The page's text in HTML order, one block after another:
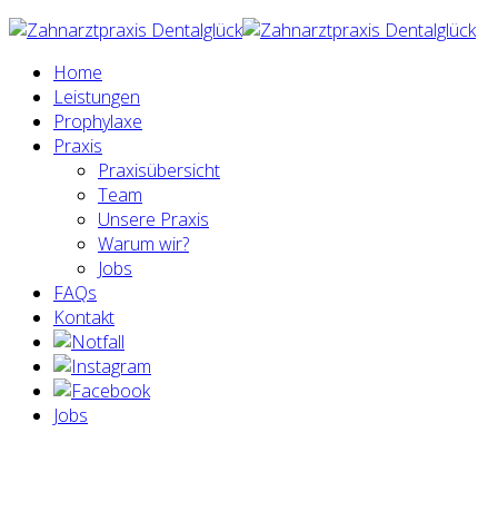
Home
Leistungen
Prophylaxe
Praxis
Praxisübersicht
Team
Unsere Praxis
Warum wir?
Jobs
FAQs
Kontakt
Jobs